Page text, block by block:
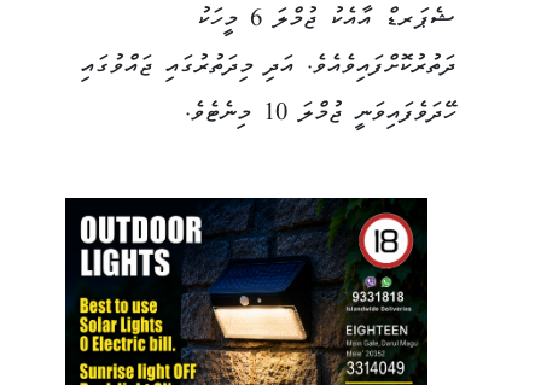
ޝެޕަރޑް އާއެކު ޖުމްލަ 6 މީހަކު
ދަތުރުކޮށްފައިވެއެވެ. އަދި މިދަތުރުގައި ޖައްވުގައި
ހޭދަވެފައިވަނީ ޖުމްލަ 10 މިނެޓެވެ.